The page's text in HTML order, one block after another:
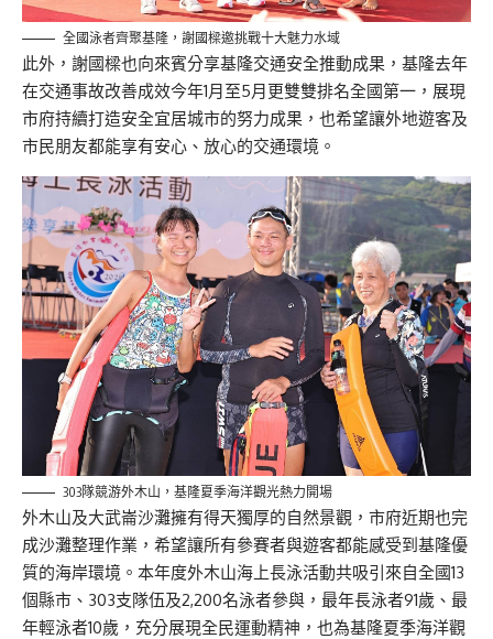
全國泳者齊聚基隆，謝國樑邀挑戰十大魅力水域
此外，謝國樑也向來賓分享基隆交通安全推動成果，基隆去年
在交通事故改善成效今年1月至5月更雙雙排名全國第一，展現
市府持續打造安全宜居城市的努力成果，也希望讓外地遊客及
市民朋友都能享有安心、放心的交通環境。
303隊競游外木山，基隆夏季海洋觀光熱力開場
外木山及大武崙沙灘擁有得天獨厚的自然景觀，市府近期也完
成沙灘整理作業，希望讓所有參賽者與遊客都能感受到基隆優
質的海岸環境。本年度外木山海上長泳活動共吸引來自全國13
個縣市、303支隊伍及2,200名泳者參與，最年長泳者91歲、最
年輕泳者10歲，充分展現全民運動精神，也為基隆夏季海洋觀